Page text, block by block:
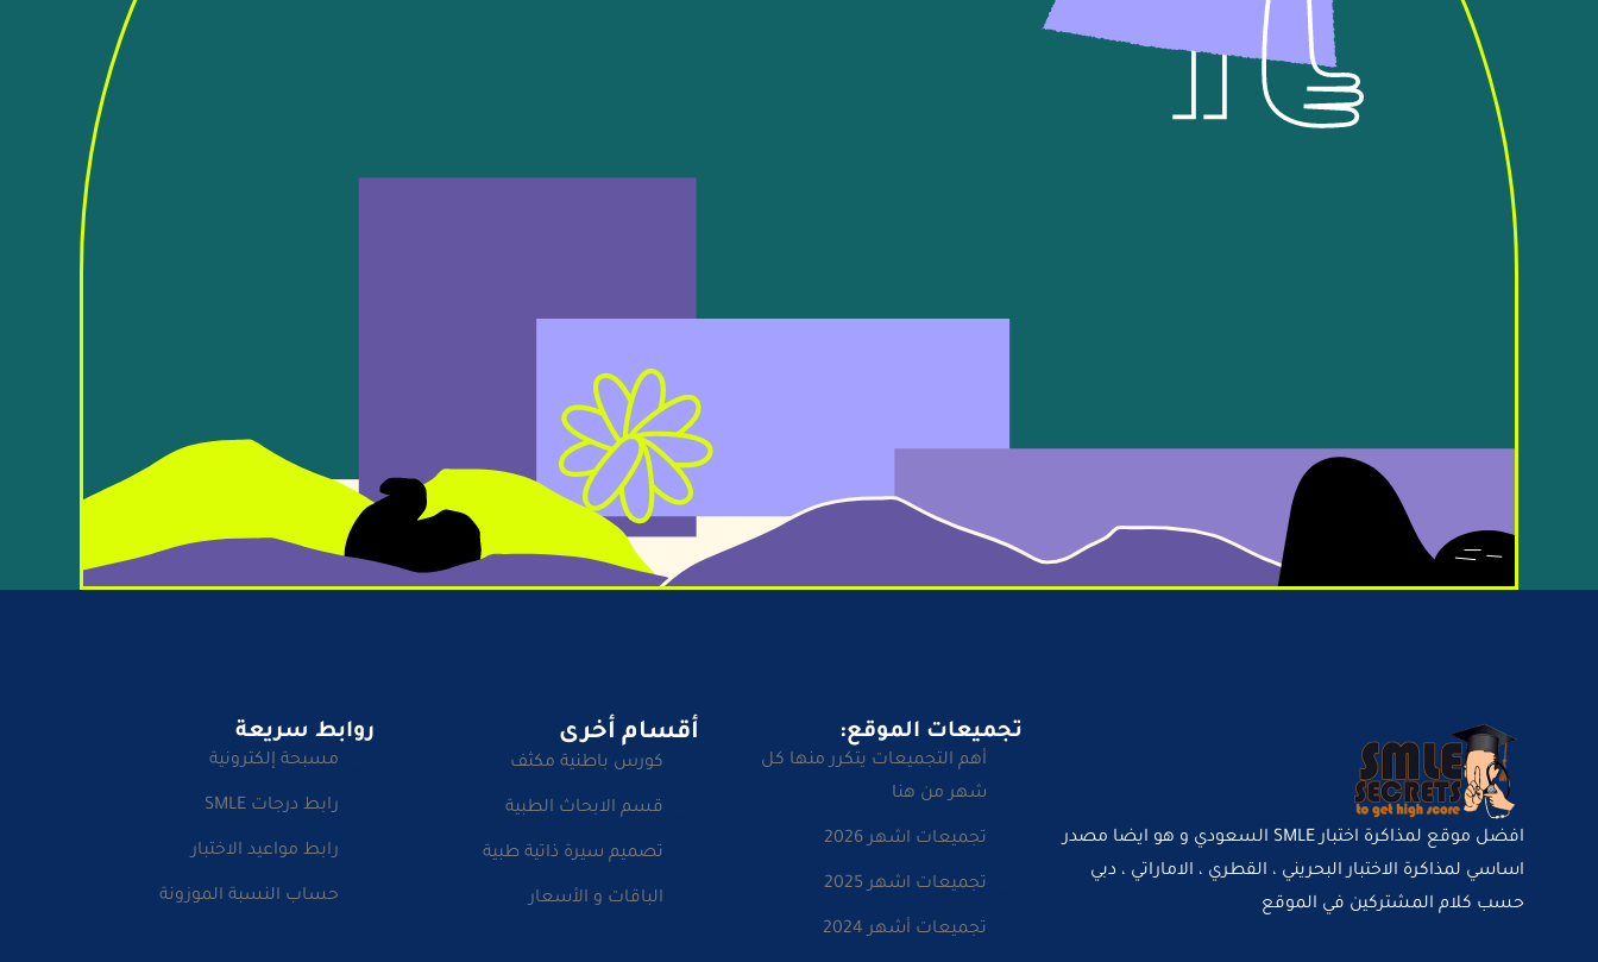
افضل موقع لمذاكرة اختبار SMLE السعودي و هو ايضا مصدر
اساسي لمذاكرة الاختبار البحريني ، القطري ، الاماراتي ، دبي
حسب كلام المشتركين في الموقع
تجميعات الموقع:
أهم التجميعات يتكرر منها كل
شهر من هنا
تجميعات اشهر 2026
تجميعات اشهر 2025
تجميعات أشهر 2024
أقسام أخرى
كورس باطنية مكثف
قسم الابحاث الطبية
تصميم سيرة ذاتية طبية
الباقات و الأسعار
روابط سريعة
مسبحة إلكترونية
رابط درجات SMLE
رابط مواعيد الاختبار
حساب النسبة الموزونة